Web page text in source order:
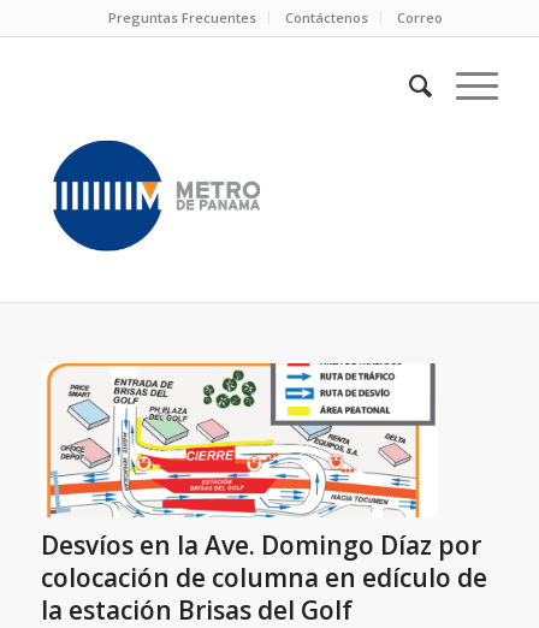
Preguntas Frecuentes Contáctenos Correo
Desvíos en la Ave. Domingo Díaz por
colocación de columna en edículo de
la estación Brisas del Golf